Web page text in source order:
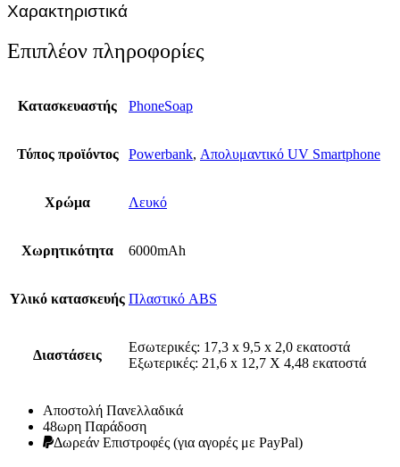
Χαρακτηριστικά
Επιπλέον πληροφορίες
Κατασκευαστής PhoneSoap
Τύπος προϊόντος Powerbank, Απολυμαντικό UV Smartphone
Χρώμα Λευκό
Χωρητικότητα 6000mAh
Υλικό κατασκευής Πλαστικό ABS
Διαστάσεις
Εσωτερικές: 17,3 x 9,5 x 2,0 εκατοστά
Εξωτερικές: 21,6 x 12,7 X 4,48 εκατοστά
Αποστολή Πανελλαδικά
48ωρη Παράδοση
Δωρεάν Eπιστροφές (για αγορές με PayPal)